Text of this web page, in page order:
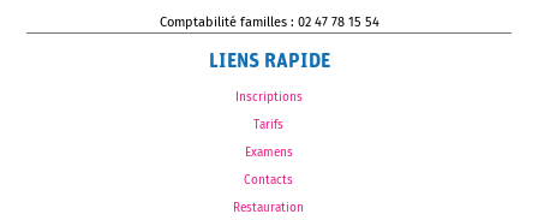
Comptabilité familles : 02 47 78 15 54
LIENS RAPIDE
Inscriptions
Tarifs
Examens
Contacts
Restauration